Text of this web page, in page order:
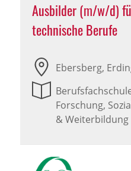
Ausbilder (m/w/d)
technische Berufe
Ebersberg,
Forschung,
& Weiterbildung